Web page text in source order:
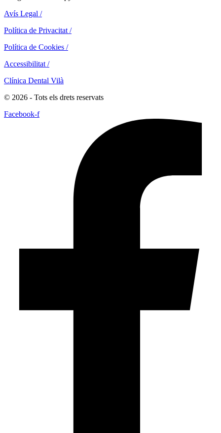
Avís Legal /
Política de Privacitat /
Política de Cookies /
Accessibilitat /
Clínica Dental Vilà
© 2026 - Tots els drets reservats
Facebook-f